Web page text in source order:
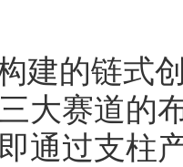
建的链式
大赛道的
通过支柱